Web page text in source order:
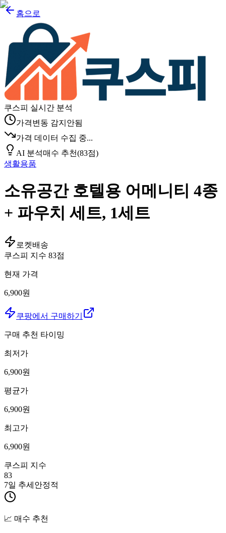
홈으로
쿠스피 실시간 분석
가격변동 감지안됨
가격 데이터 수집 중...
AI 분석매수 추천(83점)
생활용품
소유공간 호텔용 어메니티 4종
+ 파우치 세트, 1세트
로켓배송
쿠스피 지수 83점
현재 가격
6,900원
쿠팡에서 구매하기
구매 추천 타이밍
최저가
6,900원
평균가
6,900원
최고가
6,900원
쿠스피 지수
83
7일 추세 안정적
📈 매수 추천